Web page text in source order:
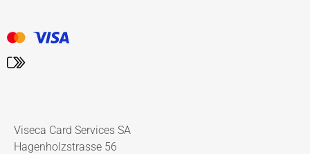
Viseca Card Services SA
Hagenholzstrasse 56